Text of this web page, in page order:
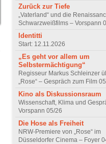
Zurück zur Tiefe
„Vaterland“ und die
Schwarzweißfilms – Vorspann
Identitti
Start: 12.11.2026
„Es geht vor allem um
Selbstermächtigung“
Regisseur Markus Schleinzer
„Rose“ – Gespräch zum Film
Kino als Diskussionsraum
Wissenschaft, Klima und
Vorspann 05/26
Die Hose als Freiheit
NRW-Premiere von „Rose“ im
Düsseldorfer Cinema – Foyer